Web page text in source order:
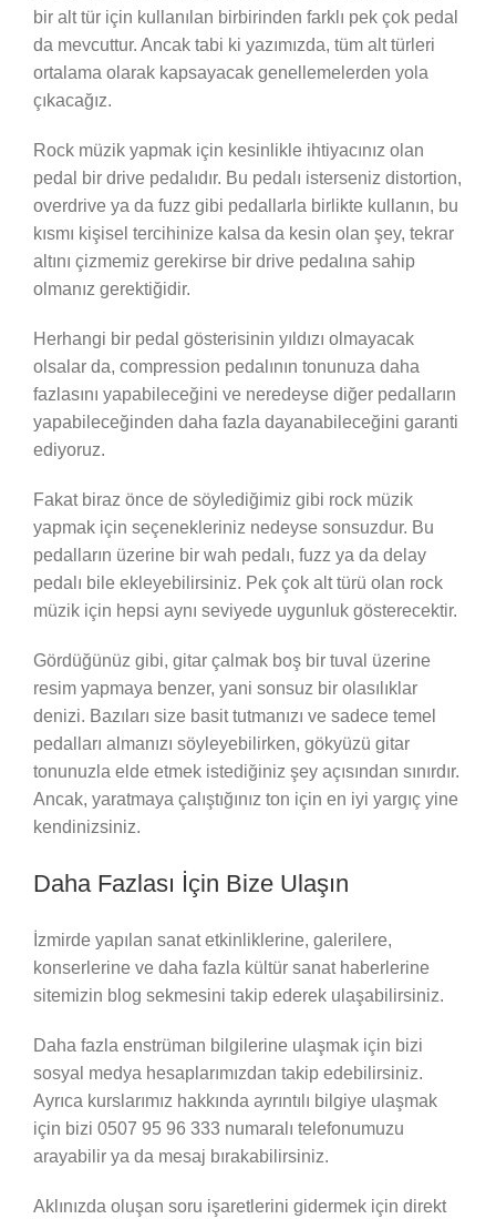
bir alt tür için kullanılan birbirinden farklı pek çok pedal
da mevcuttur. Ancak tabi ki yazımızda, tüm alt türleri
ortalama olarak kapsayacak genellemelerden yola
çıkacağız.
Rock müzik yapmak için kesinlikle ihtiyacınız olan
pedal bir drive pedalıdır. Bu pedalı isterseniz distortion,
overdrive ya da fuzz gibi pedallarla birlikte kullanın, bu
kısmı kişisel tercihinize kalsa da kesin olan şey, tekrar
altını çizmemiz gerekirse bir drive pedalına sahip
olmanız gerektiğidir.
Herhangi bir pedal gösterisinin yıldızı olmayacak
olsalar da, compression pedalının tonunuza daha
fazlasını yapabileceğini ve neredeyse diğer pedalların
yapabileceğinden daha fazla dayanabileceğini garanti
ediyoruz.
Fakat biraz önce de söylediğimiz gibi rock müzik
yapmak için seçenekleriniz nedeyse sonsuzdur. Bu
pedalların üzerine bir wah pedalı, fuzz ya da delay
pedalı bile ekleyebilirsiniz. Pek çok alt türü olan rock
müzik için hepsi aynı seviyede uygunluk gösterecektir.
Gördüğünüz gibi, gitar çalmak boş bir tuval üzerine
resim yapmaya benzer, yani sonsuz bir olasılıklar
denizi. Bazıları size basit tutmanızı ve sadece temel
pedalları almanızı söyleyebilirken, gökyüzü gitar
tonunuzla elde etmek istediğiniz şey açısından sınırdır.
Ancak, yaratmaya çalıştığınız ton için en iyi yargıç yine
kendinizsiniz.
Daha Fazlası İçin Bize Ulaşın
İzmirde yapılan sanat etkinliklerine, galerilere,
konserlerine ve daha fazla kültür sanat haberlerine
sitemizin blog sekmesini takip ederek ulaşabilirsiniz.
Daha fazla enstrüman bilgilerine ulaşmak için bizi
sosyal medya hesaplarımızdan takip edebilirsiniz.
Ayrıca kurslarımız hakkında ayrıntılı bilgiye ulaşmak
için bizi 0507 95 96 333 numaralı telefonumuzu
arayabilir ya da mesaj bırakabilirsiniz.
Aklınızda oluşan soru işaretlerini gidermek için direkt